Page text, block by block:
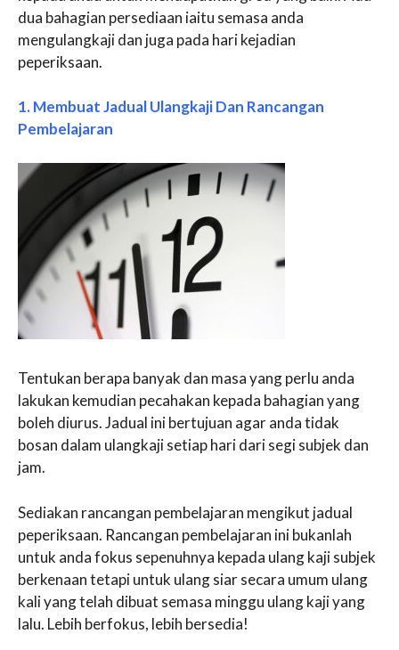
dua bahagian persediaan iaitu semasa anda
mengulangkaji dan juga pada hari kejadian
peperiksaan.
1. Membuat Jadual Ulangkaji Dan Rancangan
Pembelajaran
Tentukan berapa banyak dan masa yang perlu anda
lakukan kemudian pecahakan kepada bahagian yang
boleh diurus. Jadual ini bertujuan agar anda tidak
bosan dalam ulangkaji setiap hari dari segi subjek dan
jam.
Sediakan rancangan pembelajaran mengikut jadual
peperiksaan. Rancangan pembelajaran ini bukanlah
untuk anda fokus sepenuhnya kepada ulang kaji subjek
berkenaan tetapi untuk ulang siar secara umum ulang
kali yang telah dibuat semasa minggu ulang kaji yang
lalu. Lebih berfokus, lebih bersedia!